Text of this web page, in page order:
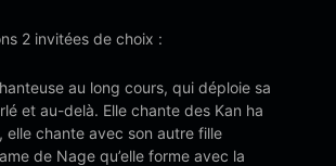
2 invitées de choix :
au long cours, qui déploie sa
et au-delà. Elle chante des Kan ha
elle chante avec son autre fille
de Nage qu’elle forme avec la